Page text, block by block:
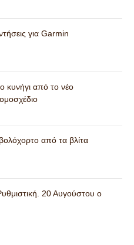
για Garmin
κυνήγι από το νέο
από τα βλίτα
20 Αυγούστου ο